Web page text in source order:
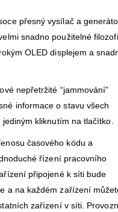
přesný vysílač a
snadno použitelné
OLED displejem a
nepřetržité “jammování”
informace o stavu všech
kliknutím na tlačítko.
časového kódu a
řízení pracovního
připojené k síti bude
a na každém zařízení
zařízení v síti.